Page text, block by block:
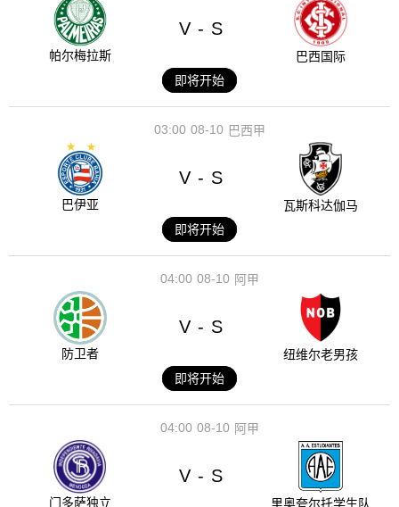
帕尔梅拉斯
V - S
巴西国际
即将开始
08-10
03:00 巴西甲
巴伊亚
V - S
瓦斯科达伽马
即将开始
08-10
04:00 阿甲
防卫者
V - S
纽维尔老男孩
即将开始
08-10
04:00 阿甲
门多萨独立
V - S
里奥夸尔托学生队